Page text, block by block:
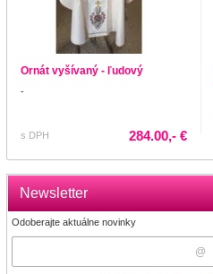
Newsletter
Odoberajte aktuálne novinky
Ornát vyšívaný - ľudový
-
s DPH 284.00,- €